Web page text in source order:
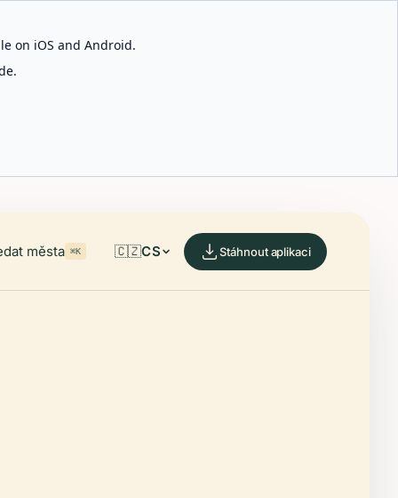
on iOS and Android.
města ⌘K 🇨🇿CS Stáhnout aplikaci